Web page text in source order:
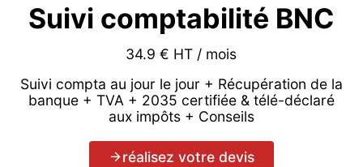
Suivi comptabilité BNC
34.9 € HT / mois
Suivi compta au jour le jour + Récupération de la
banque + TVA + 2035 certifiée & télé-déclaré
aux impôts + Conseils
réalisez votre devis